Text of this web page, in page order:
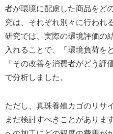
者が環境に配慮した商品をど
究は、それぞれ別々に行われ
研究では、実際の環境評価の
入れることで、「環境負荷を
「その改善を消費者がどう評
で分析しました。
ただし、真珠養殖カゴのリサ
まだ検討すべきことがありま